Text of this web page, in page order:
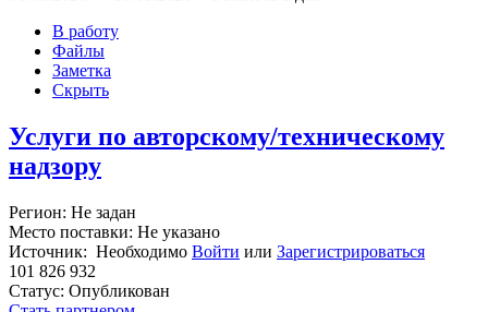
В работу
Файлы
Заметка
Скрыть
Услуги по авторскому/техническому
надзору
Регион: Не задан
Место поставки: Не указано
Источник: Необходимо Войти или Зарегистрироваться
101 826 932
Статус: Опубликован